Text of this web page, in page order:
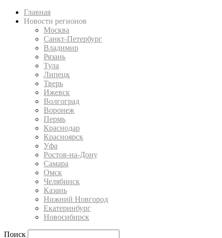
Главная
Новости регионов
Москва
Санкт-Петербург
Владимир
Рязань
Тула
Липецк
Тверь
Ижевск
Волгоград
Воронеж
Пермь
Краснодар
Красноярск
Уфа
Ростов-на-Дону
Самара
Омск
Челябинск
Казань
Нижний Новгород
Екатеринбург
Новосибирск
Поиск